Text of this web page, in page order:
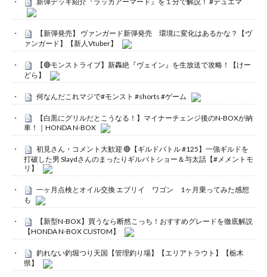
【新弾発売】 ヴァンガード新弾発売 環境に変化はあるかな？【ヴ
ァンガード】【新人Vtuber】
【🔴モンストライブ】新轟絶『ヴェイン』を生放送で攻略！【けー
どら】
何なんだこれマジで#モンスト #shorts #ゲーム
【白黒にグリルだとこうなる！】マイナーチェンジ後のN-BOXが納
車！｜HONDA N-BOX
初見さん・コメント大歓迎 🔴【ギルドバトル #125】一強ギルドを
打破した男 Slaydさんのまったりギルバトショー＆与太話【#メメントモ
リ】
一ヶ月点検とオイル交換 エブリイ ワゴン 1ヶ月乗ってみた感想
も
【新型N-BOX】買うなら断然こっち！おすすめグレードを徹底解説
【HONDA N-BOX CUSTOM】
釣れない釣堀つり天国【管理釣り場】【エリアトラウト】【栃木
県】